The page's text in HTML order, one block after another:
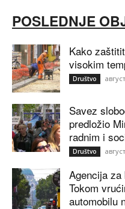
POSLEDNJE
Kako
visokim
Društvo
Savez
predložio
radnim i
Društvo
Agencija za
Tokom
automobilu